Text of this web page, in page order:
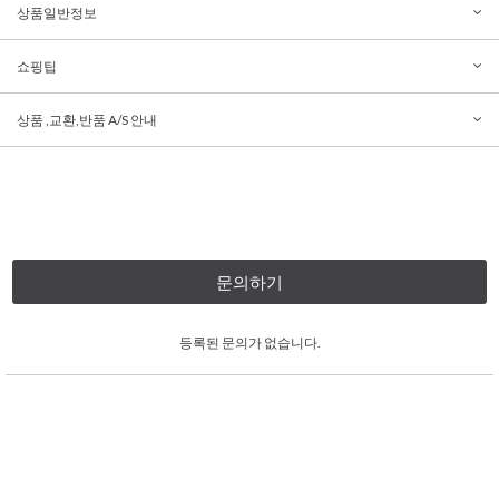
상품일반정보
쇼핑팁
상품 ,교환,반품 A/S 안내
문의하기
등록된 문의가 없습니다.